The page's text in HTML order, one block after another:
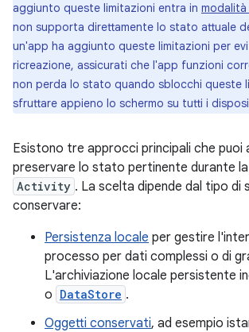
aggiunto queste limitazioni entra in
non supporta direttamente lo stato attuale
un'app ha aggiunto queste limitazioni per
ricreazione, assicurati che l'app funzioni
non perda lo stato quando sblocchi queste
sfruttare appieno lo schermo su tutti i
Esistono tre approcci principali che puoi
preservare lo stato pertinente durante
Activity . La scelta dipende dal tipo di
conservare:
Persistenza locale per gestire
processo per dati complessi o di
L'archiviazione locale persistente
o DataStore .
Oggetti conservati, ad esempio